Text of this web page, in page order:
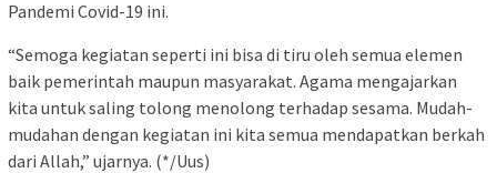
Pandemi Covid-19 ini.
“Semoga kegiatan seperti ini bisa di tiru oleh semua elemen
baik pemerintah maupun masyarakat. Agama mengajarkan
kita untuk saling tolong menolong terhadap sesama. Mudah-
mudahan dengan kegiatan ini kita semua mendapatkan berkah
dari Allah,” ujarnya. (*/Uus)